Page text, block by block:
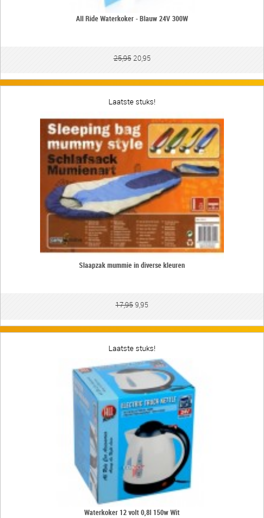
All Ride Waterkoker - Blauw 24V 300W
25,9520,95
Laatste stuks!
Slaapzak mummie in diverse kleuren
17,959,95
Laatste stuks!
Waterkoker 12 volt 0,8l 150w Wit